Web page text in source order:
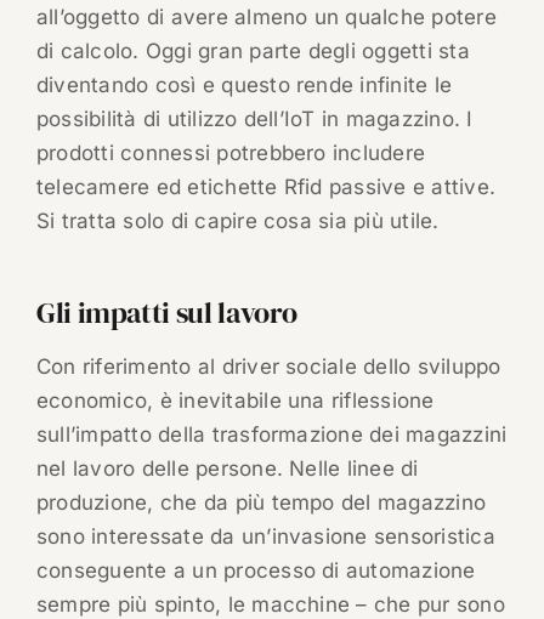
all’oggetto di avere almeno un qualche potere
di calcolo. Oggi gran parte degli oggetti sta
diventando così e questo rende infinite le
possibilità di utilizzo dell’IoT in magazzino. I
prodotti connessi potrebbero includere
telecamere ed etichette Rfid passive e attive.
Si tratta solo di capire cosa sia più utile.
Gli impatti sul lavoro
Con riferimento al driver sociale dello sviluppo
economico, è inevitabile una riflessione
sull’impatto della trasformazione dei magazzini
nel lavoro delle persone. Nelle linee di
produzione, che da più tempo del magazzino
sono interessate da un’invasione sensoristica
conseguente a un processo di automazione
sempre più spinto, le macchine – che pur sono